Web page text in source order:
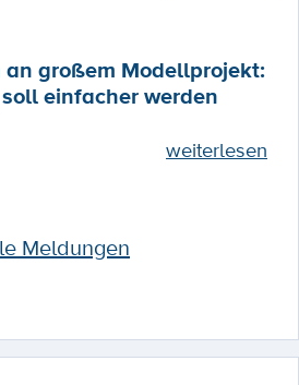
großem Modellprojekt:
einfacher werden
weiterlesen
Meldungen